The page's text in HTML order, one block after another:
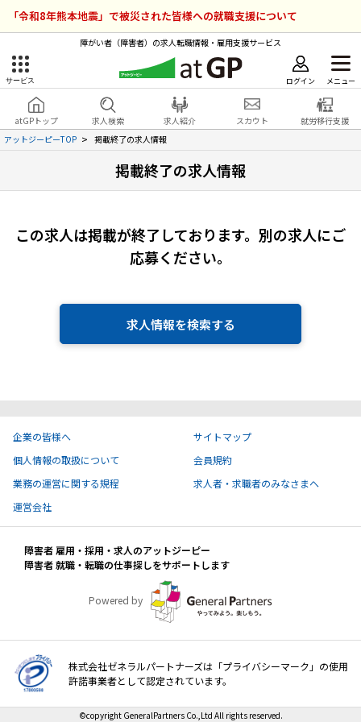
「令和8年熊本地震」で被災された皆様への就職支援について
障がい者（障害者）の求人転職情報・雇用支援サービス
サービス ログイン メニュー
atGPトップ 求人検索 求人紹介 スカウト
就労移行支援
アットジーピーTOP
掲載終了の求人情報
掲載終了の求人情報
この求人は掲載が終了しております。 別の求人にご
応募ください。
求人情報を検索する
企業の皆様へ
サイトマップ
個人情報の取扱について
会員規約
業務の運営に関する規程
求人者・求職者のみなさまへ
運営会社
障害者 雇用・採用・求人のアットジーピー
障害者 就職・転職の仕事探しをサポートします
Powered by
株式会社ゼネラルパートナーズは「プライバシーマーク」の使用
許諾事業者として認定されています。
©copyright GeneralPartners Co.,Ltd All rights reserved.
障害者雇用のアットジーピー
サービスラインナップ
就転職支援サービス
障害のある新卒学生専門の就職エージェントサービス
障害者専門の求人検索・スカウトサービス
障害別専門支援の就労移行支援サービス
ログイン 会員登録 無料
求人を紹介してもらう
スカウトを受ける
就職・転職ノウハウ
お問い合わせ・よくある質問
お問い合わせ
よくある質問
採用をお考えの企業様はこちら
メニューを閉じる